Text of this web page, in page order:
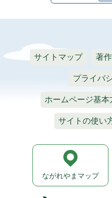
サイトマップ 著
プライバ
ホームページ基
サイトの使い
ながれやまマップ